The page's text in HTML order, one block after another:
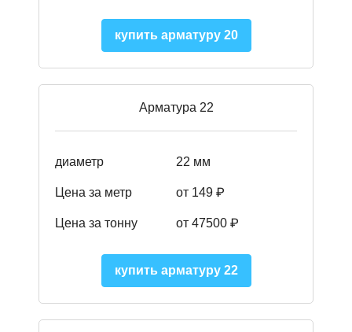
купить арматуру 20
Арматура 22
диаметр 22 мм
Цена за метр от 149 ₽
Цена за тонну от 47500 ₽
купить арматуру 22